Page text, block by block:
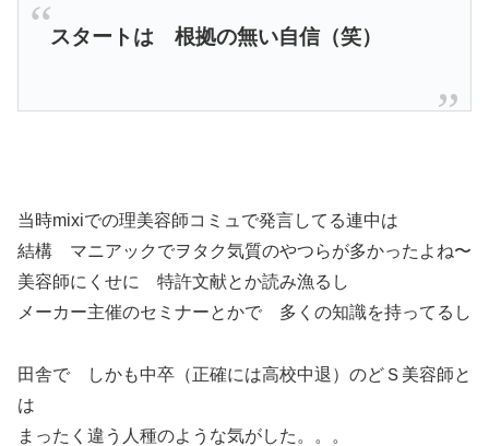
スタートは 根拠の無い自信（笑）
当時mixiでの理美容師コミュで発言してる連中は
結構 マニアックでヲタク気質のやつらが多かったよね〜
美容師にくせに 特許文献とか読み漁るし
メーカー主催のセミナーとかで 多くの知識を持ってるし
田舎で しかも中卒（正確には高校中退）のどＳ美容師と
は
まったく違う人種のような気がした。。。